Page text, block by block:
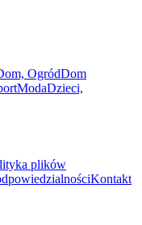
OgródDom
ModaDzieci,
plików
Kontakt